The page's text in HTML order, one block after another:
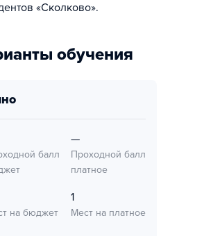
«Сколково».
обучения
балл
—
Проходной балл
платное
на бюджет
1
Мест на платное